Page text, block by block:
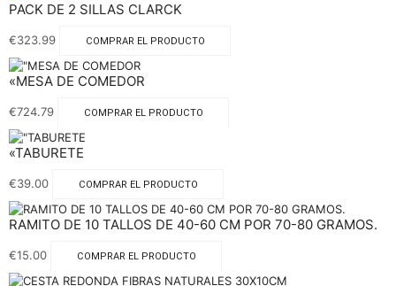
PACK DE 2 SILLAS CLARCK
€323.99 COMPRAR EL PRODUCTO
«MESA DE COMEDOR
€724.79 COMPRAR EL PRODUCTO
«TABURETE
€39.00 COMPRAR EL PRODUCTO
RAMITO DE 10 TALLOS DE 40-60 CM POR 70-80 GRAMOS.
€15.00 COMPRAR EL PRODUCTO